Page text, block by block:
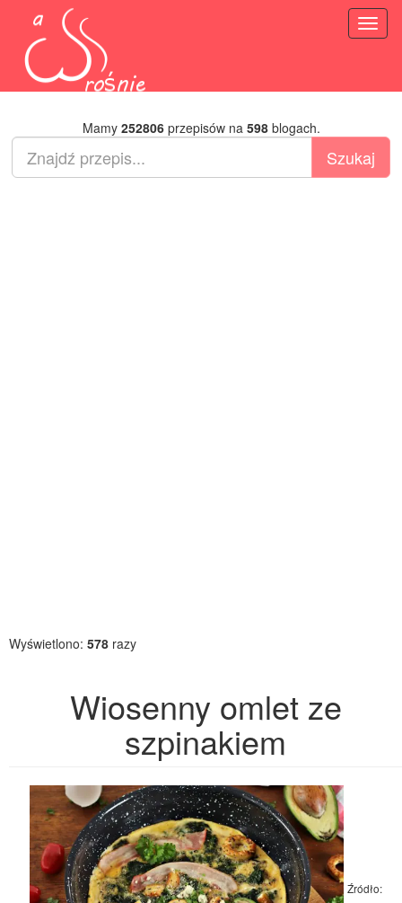
Mamy 252806przepisów na 598blogach.
Wyświetlono: 578 razy
Wiosenny omlet ze
szpinakiem
Źródło: